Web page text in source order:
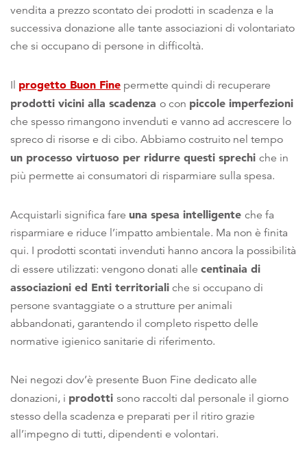
vendita a prezzo scontato dei prodotti in scadenza e la
successiva donazione alle tante associazioni di volontariato
che si occupano di persone in difficoltà.
Il progetto Buon Fine permette quindi di recuperare
prodotti vicini alla scadenza o con piccole imperfezioni
che spesso rimangono invenduti e vanno ad accrescere lo
spreco di risorse e di cibo. Abbiamo costruito nel tempo
un processo virtuoso per ridurre questi sprechi che in
più permette ai consumatori di risparmiare sulla spesa.
Acquistarli significa fare una spesa intelligente che fa
risparmiare e riduce l’impatto ambientale. Ma non è finita
qui. I prodotti scontati invenduti hanno ancora la possibilità
di essere utilizzati: vengono donati alle centinaia di
associazioni ed Enti territoriali che si occupano di
persone svantaggiate o a strutture per animali
abbandonati, garantendo il completo rispetto delle
normative igienico sanitarie di riferimento.
Nei negozi dov’è presente Buon Fine dedicato alle
donazioni, i prodotti sono raccolti dal personale il giorno
stesso della scadenza e preparati per il ritiro grazie
all’impegno di tutti, dipendenti e volontari.